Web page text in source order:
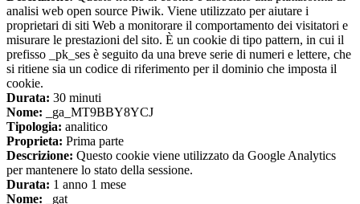
analisi web open source Piwik. Viene utilizzato per aiutare i
proprietari di siti Web a monitorare il comportamento dei visitatori e
misurare le prestazioni del sito. È un cookie di tipo pattern, in cui il
prefisso _pk_ses è seguito da una breve serie di numeri e lettere, che
si ritiene sia un codice di riferimento per il dominio che imposta il
cookie.
Durata: 30 minuti
Nome: _ga_MT9BBY8YCJ
Tipologia: analitico
Proprieta: Prima parte
Descrizione: Questo cookie viene utilizzato da Google Analytics
per mantenere lo stato della sessione.
Durata: 1 anno 1 mese
Nome: _gat